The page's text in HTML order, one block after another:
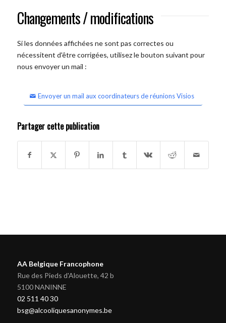
Changements / modifications
Si les données affichées ne sont pas correctes ou
nécessitent d'être corrigées, utilisez le bouton suivant pour
nous envoyer un mail :
Envoyer un mail aux coordinateurs de réunions Visios
Partager cette publication
AA Belgique Francophone
Rue des Pieds d'Alouette, 42 b
5100 NANINNE
02 511 40 30
bsg@alcooliquesanonymes.be